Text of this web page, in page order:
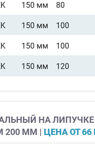
150 мм 80
150 мм 100
150 мм 100
150 мм 120
НА ЛИПУЧКЕ
200 ММ | ЦЕНА ОТ 66